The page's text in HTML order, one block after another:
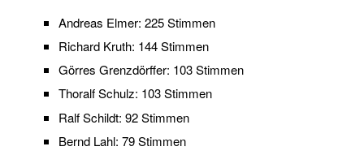
Andreas Elmer: 225 Stimmen
Richard Kruth: 144 Stimmen
Görres Grenzdörffer: 103 Stimmen
Thoralf Schulz: 103 Stimmen
Ralf Schildt: 92 Stimmen
Bernd Lahl: 79 Stimmen